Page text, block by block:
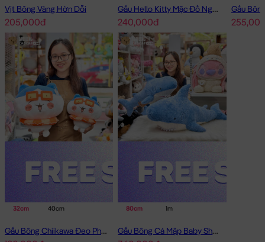
Vịt Bông Vàng Hờn Dỗi
205,000đ
Gấu Hello Kitty Mặc Đồ Ngủ Thêu Sao
240,000đ
32cm 40cm
Gấu Bông Chiikawa Đeo Phao - Cam
80cm 1m
Gấu Bông Cá Mập Baby Shark lông mịn